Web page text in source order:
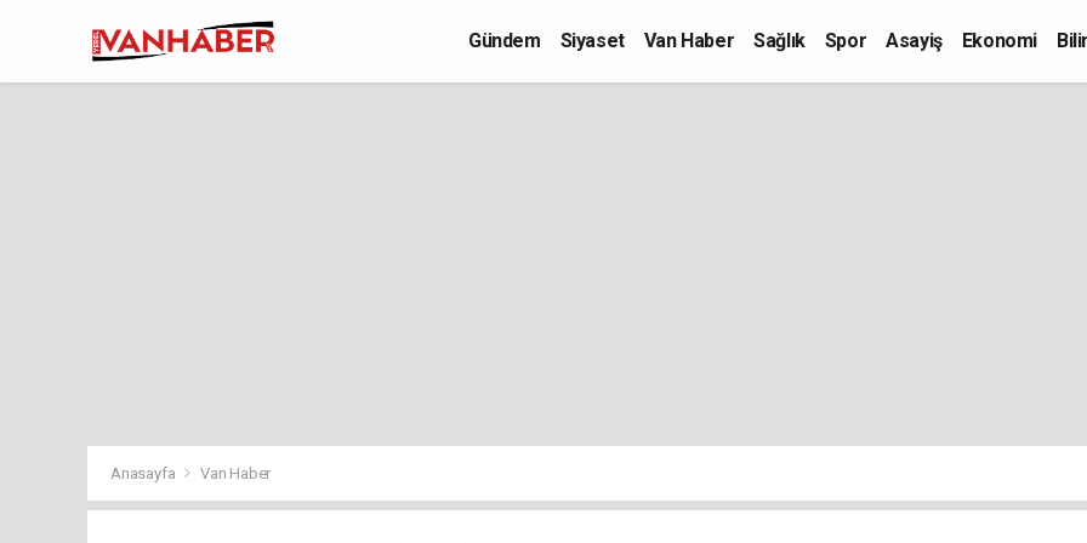
Gündem Siyaset Van Haber Sağlık Spor Asayiş Ekonomi
Anasayfa Van Haber